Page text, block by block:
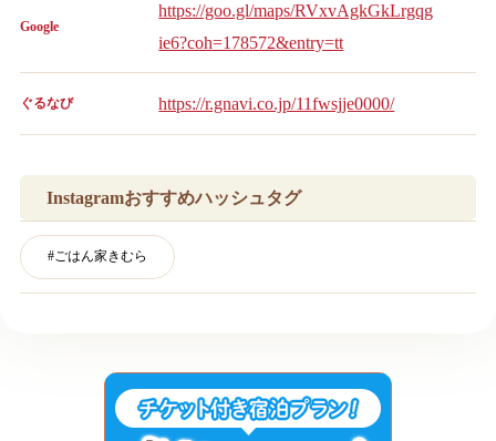
Google
https://goo.gl/maps/RVxvAgkGkLrgqg
ie6?coh=178572&entry=tt
ぐるなび https://r.gnavi.co.jp/11fwsjje0000/
Instagramおすすめハッシュタグ
#ごはん家きむら